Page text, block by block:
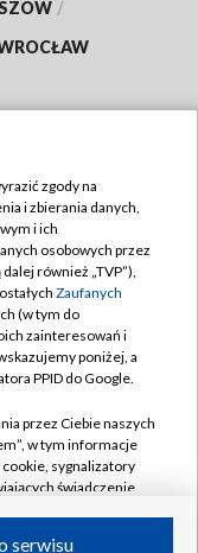
/
zgody na
i zbierania danych,
i ich
osobowych przez
również „TVP”),
Zaufanych
(w tym do
zainteresowań i
poniżej, a
PPID do Google.
przez Ciebie naszych
w tym informacje
sygnalizatory
świadczenie
serwisu